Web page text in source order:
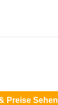
Preise Sehen